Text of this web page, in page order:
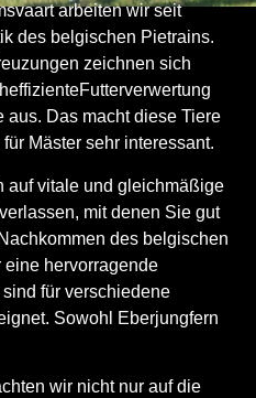
arbeiten wir seit
des belgischen Pietrains.
zeichnen sich
effizienteFutterverwertung
aus. Das macht diese Tiere
Mäster sehr interessant.
auf vitale und gleichmäßige
mit denen Sie gut
des belgischen
eine hervorragende
für verschiedene
Sowohl Eberjungfern
wir nicht nur auf die